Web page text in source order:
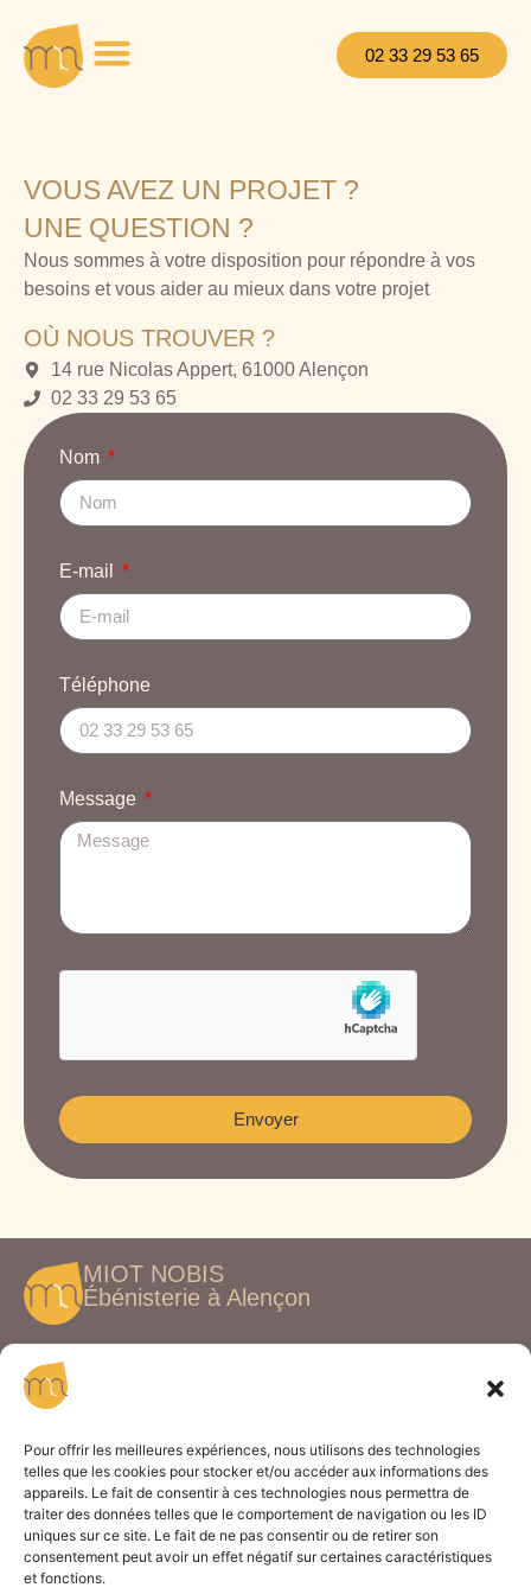
Pour offrir les meilleures expériences, nous utilisons des technologies
telles que les cookies pour stocker et/ou accéder aux informations des
appareils. Le fait de consentir à ces technologies nous permettra de
traiter des données telles que le comportement de navigation ou les ID
uniques sur ce site. Le fait de ne pas consentir ou de retirer son
consentement peut avoir un effet négatif sur certaines caractéristiques
et fonctions.
02 33 29 53 65
VOUS AVEZ UN PROJET ?
UNE QUESTION ?
Nous sommes à votre disposition pour répondre à vos
besoins et vous aider au mieux dans votre projet
OÙ NOUS TROUVER ?
14 rue Nicolas Appert, 61000 Alençon
02 33 29 53 65
Nom
E-mail
Téléphone
Message
Envoyer
MIOT NOBIS
Ébénisterie à Alençon
Nos services
Fabrications de meuble
Agencement intérieur
Adresse
14 Rue Nicolas Appert, 61000 Alençon